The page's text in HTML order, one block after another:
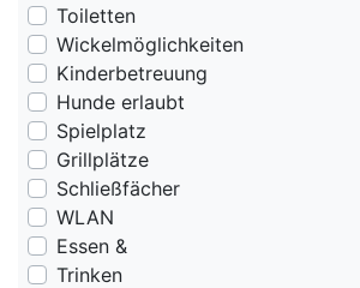
Toiletten
Wickelmöglichkeiten
Kinderbetreuung
Hunde erlaubt
Spielplatz
Grillplätze
Schließfächer
WLAN
Essen &
Trinken